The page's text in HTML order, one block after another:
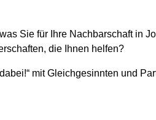
Sie für Ihre Nachbarschaft in
die Ihnen helfen?
mit Gleichgesinnten und